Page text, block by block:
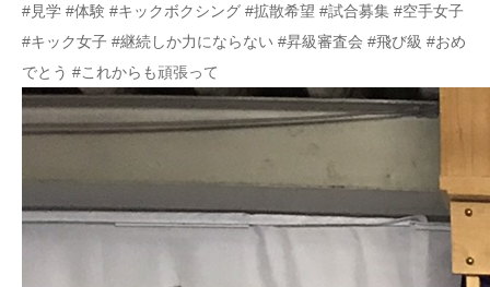
#見学 #体験 #キックボクシング #拡散希望 #試合募集 #空手女子
#キック女子 #継続しか力にならない #昇級審査会 #飛び級 #おめ
でとう #これからも頑張って